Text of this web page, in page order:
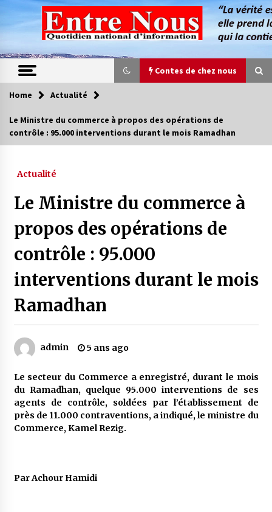
content
Contes de chez nous
Contes de chez nous
Magie de sorcier
4 ans ago
Oum el Gaïla / L’ogresse du M’zab
4 ans ago
Mythes et croyances / L’hospitalité des
5 ans ago
« Père, tiens-moi, je vais tomber ! »
5 ans ago
5 ans ago
Home Actualité
Le Ministre du commerce à propos des opérations de
contrôle : 95.000 interventions durant le mois Ramadhan
Actualité
Le Ministre du commerce à
propos des opérations de
contrôle : 95.000
interventions durant le mois
Ramadhan
admin 5 ans ago
Le secteur du Commerce a enregistré, durant le mois
du Ramadhan, quelque 95.000 interventions de ses
agents de contrôle, soldées par l’établissement de
près de 11.000 contraventions, a indiqué, le ministre du
Commerce, Kamel Rezig.
Par Achour Hamidi